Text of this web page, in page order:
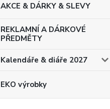
AKCE & DÁRKY & SLEVY
REKLAMNÍ A DÁRKOVÉ
PŘEDMĚTY
Kalendáře & diáře 2027
EKO výrobky